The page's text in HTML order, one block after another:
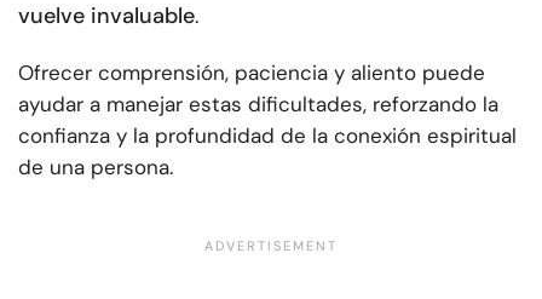
vuelve invaluable.
Ofrecer comprensión, paciencia y aliento puede
ayudar a manejar estas dificultades, reforzando la
confianza y la profundidad de la conexión espiritual
de una persona.